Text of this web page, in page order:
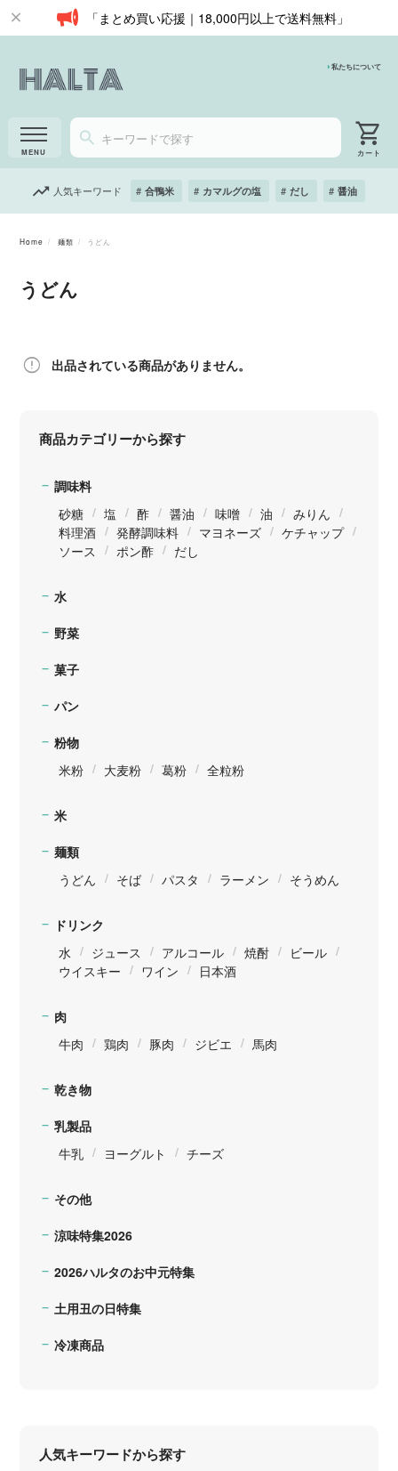
「まとめ買い応援｜18,000円以上で送料無料」
私たちについて
人気キーワード 合鴨米 カマルグの塩 だし 醤油
Home 麺類 うどん
うどん
出品されている商品がありません。
商品カテゴリーから探す
調味料
砂糖
塩 酢 醤油 味噌 油
みりん
料理酒
発酵調味料 マヨネーズ
ケチャップ
ソース
ポン酢 だし
水
野菜
菓子
パン
粉物
米粉
大麦粉 葛粉 全粒粉
米
麺類
うどん
そば パスタ ラーメン そうめん
ドリンク
水
ジュース アルコール 焼酎
ビール
ウイスキー
ワイン 日本酒
肉
牛肉
鶏肉 豚肉 ジビエ 馬肉
乾き物
乳製品
牛乳
ヨーグルト チーズ
その他
涼味特集2026
2026ハルタのお中元特集
土用丑の日特集
冷凍商品
人気キーワードから探す